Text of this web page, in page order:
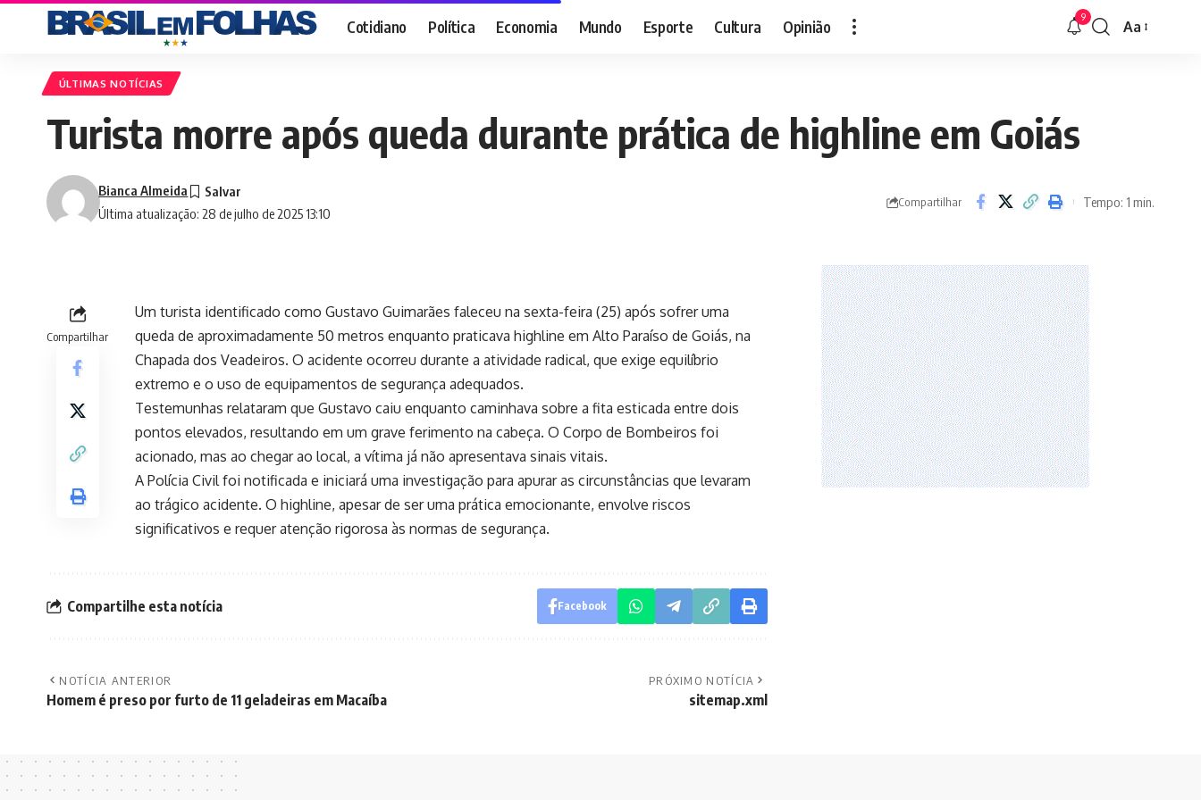
Cotidiano Política Economia Mundo Esporte Cultura Opinião 9
Font
Aa
ÚLTIMAS NOTÍCIAS
Turista morre após queda durante prática de highline em Goiás
Última atualização: 28 de julho de 2025 13:10
Bianca Almeida
Compartilhar Tempo: 1 min.
Compartilhar
Um turista identificado como Gustavo Guimarães faleceu na sexta-feira (25) após sofrer uma
queda de aproximadamente 50 metros enquanto praticava highline em Alto Paraíso de Goiás, na
Chapada dos Veadeiros. O acidente ocorreu durante a atividade radical, que exige equilíbrio
extremo e o uso de equipamentos de segurança adequados.
Testemunhas relataram que Gustavo caiu enquanto caminhava sobre a fita esticada entre dois
pontos elevados, resultando em um grave ferimento na cabeça. O Corpo de Bombeiros foi
acionado, mas ao chegar ao local, a vítima já não apresentava sinais vitais.
A Polícia Civil foi notificada e iniciará uma investigação para apurar as circunstâncias que levaram
ao trágico acidente. O highline, apesar de ser uma prática emocionante, envolve riscos
significativos e requer atenção rigorosa às normas de segurança.
Compartilhe esta notícia Facebook
NOTÍCIA ANTERIOR
Homem é preso por furto de 11 geladeiras em Macaíba
PRÓXIMO NOTÍCIA
sitemap.xml